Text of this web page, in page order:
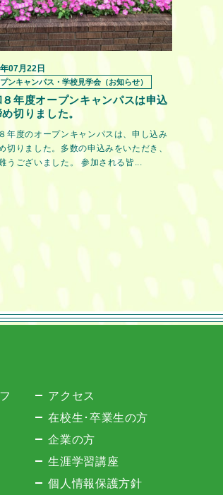
07月22日
ンキャンパス・学校見学会（お知らせ）
８年度オープンキャンパスは申込
切りました。
年度のオープンキャンパスは、申し込み
切りました。多数の申込みをいただき、
うございました。 参加される皆...
アクセス
在校生･卒業生の方
企業の方
生涯学習講座
個人情報保護方針